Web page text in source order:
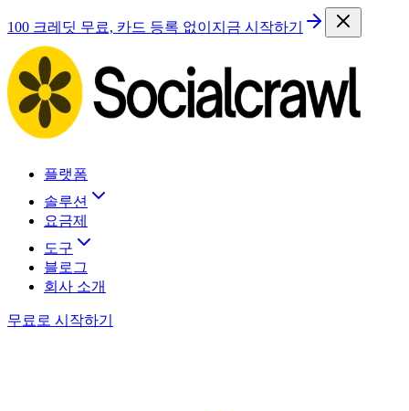
100 크레딧 무료, 카드 등록 없이 지금 시작하기
플랫폼
솔루션
요금제
도구
블로그
회사 소개
무료로 시작하기